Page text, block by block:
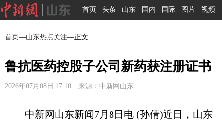
首页 头条 山东 国内 国际 图片 视频
首页—山东热点关注—正文
鲁抗医药控股子公司新药获注册证书
2026年07月08日 17:10 来源：中新网山东
中新网山东新闻7月8日电 (孙倩)近日，山东